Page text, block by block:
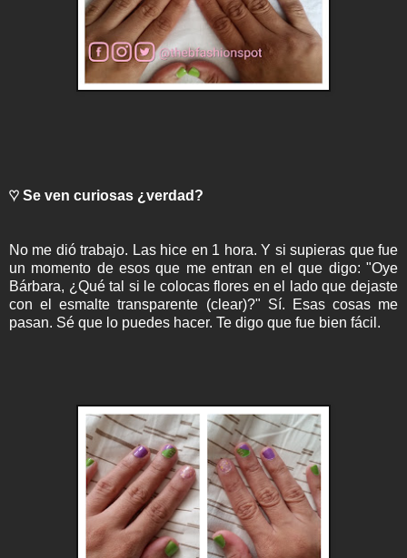
♡ Se ven curiosas ¿verdad?
No me dió trabajo. Las hice en 1 hora. Y si supieras que fue
un momento de esos que me entran en el que digo: "Oye
Bárbara, ¿Qué tal si le colocas flores en el lado que dejaste
con el esmalte transparente (clear)?" Sí. Esas cosas me
pasan. Sé que lo puedes hacer. Te digo que fue bien fácil.